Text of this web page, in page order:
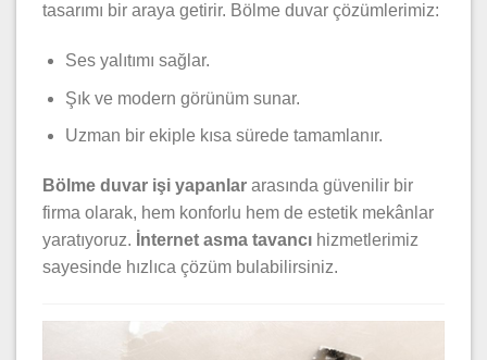
tasarımı bir araya getirir. Bölme duvar çözümlerimiz:
Ses yalıtımı sağlar.
Şık ve modern görünüm sunar.
Uzman bir ekiple kısa sürede tamamlanır.
Bölme duvar işi yapanlar arasında güvenilir bir
firma olarak, hem konforlu hem de estetik mekânlar
yaratıyoruz. İnternet asma tavancı hizmetlerimiz
sayesinde hızlıca çözüm bulabilirsiniz.